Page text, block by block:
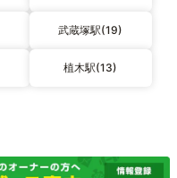
武蔵塚駅(19)
植木駅(13)